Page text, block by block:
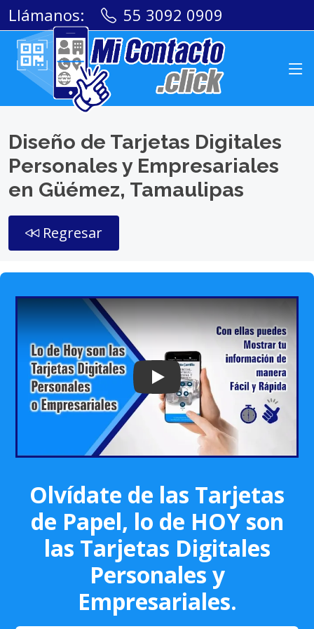
Llámanos: 55 3092 0909
Diseño de Tarjetas Digitales
Personales y Empresariales
en Güémez, Tamaulipas
Regresar
Play: Keynote (Google I/O '18)
Olvídate de las Tarjetas
de Papel, lo de HOY son
las Tarjetas Digitales
Personales y
Empresariales.